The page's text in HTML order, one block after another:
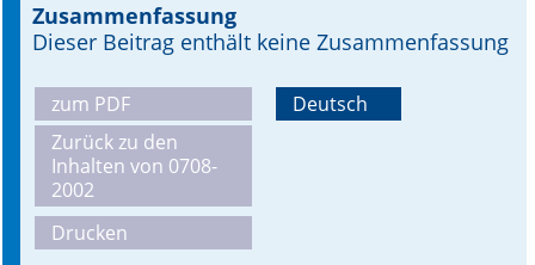
Supplements
Supplements OrphanAnesthesia
Online First
A&I English
Zusammenfassung
Dieser Beitrag enthält keine Zusammenfassung
zum PDF
Zurück zu den
Inhalten von 0708-
2002
Drucken
Deutsch